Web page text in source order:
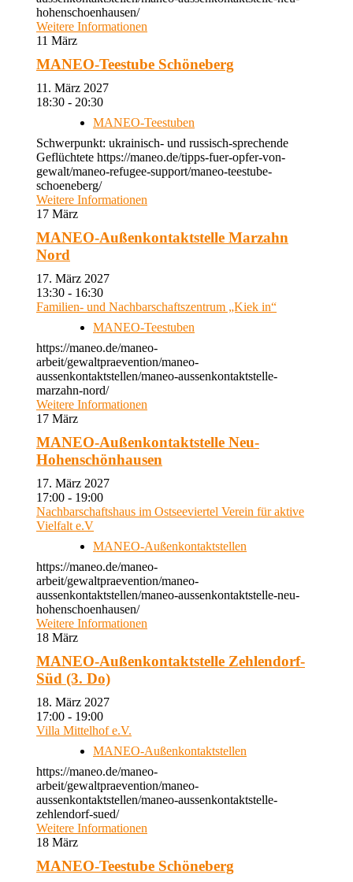
hohenschoenhausen/
Weitere Informationen
11 März
MANEO-Teestube Schöneberg
11. März 2027
18:30 - 20:30
MANEO-Teestuben
Schwerpunkt: ukrainisch- und russisch-sprechende
Geflüchtete https://maneo.de/tipps-fuer-opfer-von-
gewalt/maneo-refugee-support/maneo-teestube-
schoeneberg/
Weitere Informationen
17 März
MANEO-Außenkontaktstelle Marzahn
Nord
17. März 2027
13:30 - 16:30
Familien- und Nachbarschaftszentrum „Kiek in“
MANEO-Teestuben
https://maneo.de/maneo-
arbeit/gewaltpraevention/maneo-
aussenkontaktstellen/maneo-aussenkontaktstelle-
marzahn-nord/
Weitere Informationen
17 März
MANEO-Außenkontaktstelle Neu-
Hohenschönhausen
17. März 2027
17:00 - 19:00
Nachbarschaftshaus im Ostseeviertel Verein für aktive
Vielfalt e.V
MANEO-Außenkontaktstellen
https://maneo.de/maneo-
arbeit/gewaltpraevention/maneo-
aussenkontaktstellen/maneo-aussenkontaktstelle-neu-
hohenschoenhausen/
Weitere Informationen
18 März
MANEO-Außenkontaktstelle Zehlendorf-
Süd (3. Do)
18. März 2027
17:00 - 19:00
Villa Mittelhof e.V.
MANEO-Außenkontaktstellen
https://maneo.de/maneo-
arbeit/gewaltpraevention/maneo-
aussenkontaktstellen/maneo-aussenkontaktstelle-
zehlendorf-sued/
Weitere Informationen
18 März
MANEO-Teestube Schöneberg